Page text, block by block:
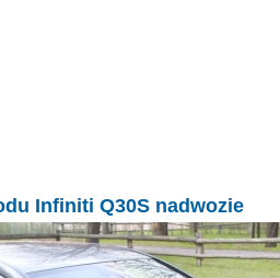
Infiniti Q30S nadwozie